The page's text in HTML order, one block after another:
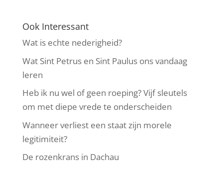
Ook Interessant
Wat is echte nederigheid?
Wat Sint Petrus en Sint Paulus ons vandaag
leren
Heb ik nu wel of geen roeping? Vijf sleutels
om met diepe vrede te onderscheiden
Wanneer verliest een staat zijn morele
legitimiteit?
De rozenkrans in Dachau